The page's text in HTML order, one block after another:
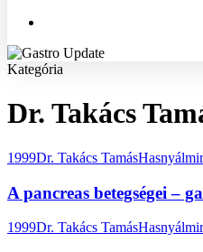
Kategória
Dr. Takács
1999Dr. Takács Tamás
A pancreas betegségei –
1999Dr. Takács Tamás